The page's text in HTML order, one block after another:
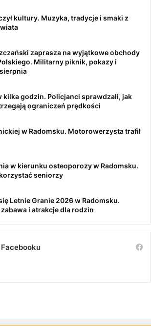
kultury. Muzyka, tradycje i smaki z
zaprasza na wyjątkowe obchody
Militarny piknik, pokazy i
kilka godzin. Policjanci sprawdzali, jak
ograniczeń prędkości
w Radomsku. Motorowerzysta trafił
w kierunku osteoporozy w Radomsku.
seniorzy
Letnie Granie 2026 w Radomsku.
i atrakcje dla rodzin